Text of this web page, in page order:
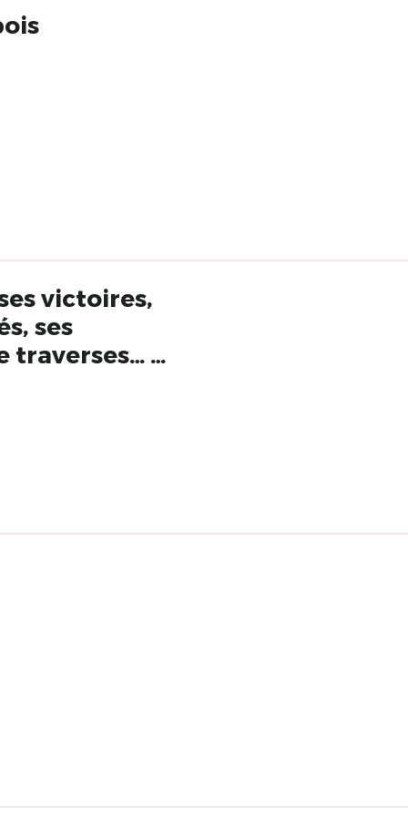
victoires,
ses
traverses… »